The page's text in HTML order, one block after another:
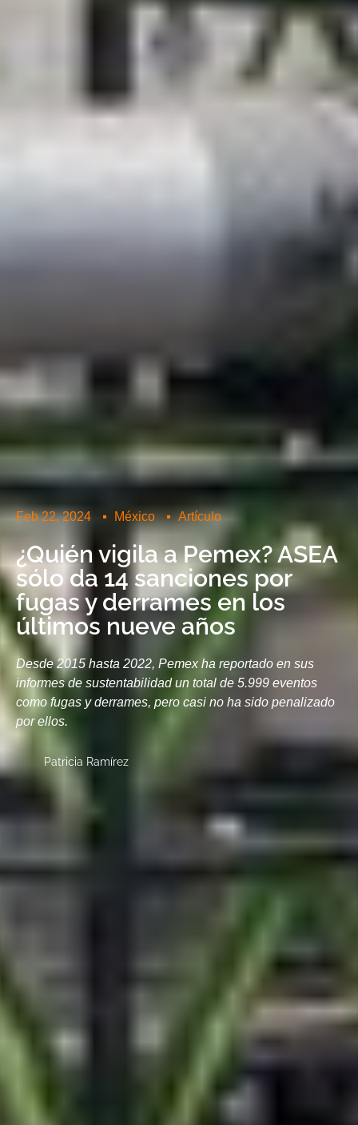
Feb 22, 2024 México Artículo
¿Quién vigila a Pemex? ASEA
sólo da 14 sanciones por
fugas y derrames en los
últimos nueve años
Desde 2015 hasta 2022, Pemex ha reportado en sus
informes de sustentabilidad un total de 5.999 eventos
como fugas y derrames, pero casi no ha sido penalizado
por ellos.
Patricia Ramírez